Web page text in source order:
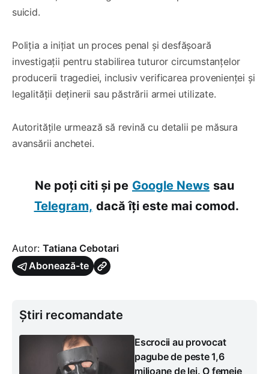
suicid.
Poliția a inițiat un proces penal și desfășoară
investigații pentru stabilirea tuturor circumstanțelor
producerii tragediei, inclusiv verificarea provenienței și
legalității deținerii sau păstrării armei utilizate.
Autoritățile urmează să revină cu detalii pe măsura
avansării anchetei.
Ne poți citi și pe Google News sau
Telegram, dacă îți este mai comod.
Autor: Tatiana Cebotari
Abonează-te
Știri recomandate
Escrocii au provocat
pagube de peste 1,6
milioane de lei. O femeie